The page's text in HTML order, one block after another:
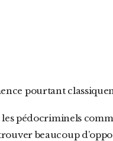
pourtant
beaucoup